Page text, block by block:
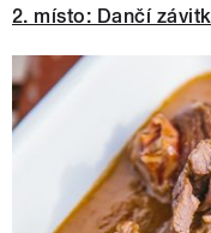
2. místo: Dančí